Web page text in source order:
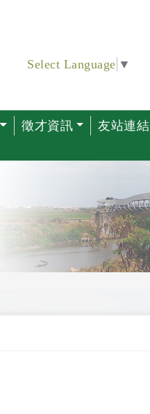
Select Language ▼
徵才資訊 友站連結